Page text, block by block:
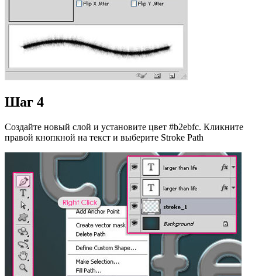
Шаг 4
Создайте новый слой и установите цвет #b2ebfc. Кликните
правой кнопкной на текст и выберите Stroke Path